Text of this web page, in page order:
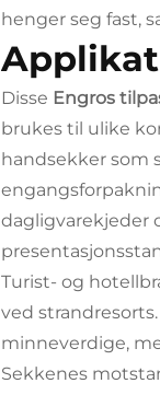
henger seg fast,
Disse Engros
brukes til ulike
handsekker som
dagligvarekjeder
Turist- og
ved
minneverdige,
Sekkenes